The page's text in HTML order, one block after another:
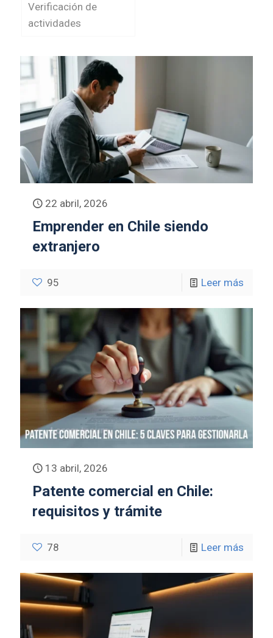
Verificación de
actividades
22 abril, 2026
Emprender en Chile siendo
extranjero
95 Leer más
13 abril, 2026
Patente comercial en Chile:
requisitos y trámite
78 Leer más